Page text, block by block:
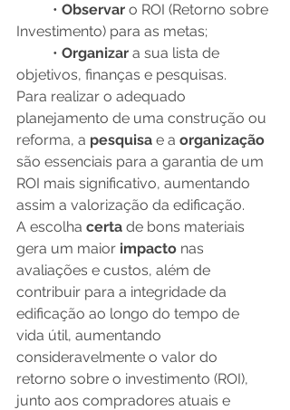
          •
Observar o ROI (Retorno sobre
Investimento) para as metas;
          •
Organizar a sua lista de
objetivos, finanças e pesquisas.
Para realizar o adequado
planejamento de uma construção ou
reforma, a pesquisa e a organização
são essenciais para a garantia de um
ROI mais significativo, aumentando
assim a valorização da edificação.
A escolha certa de bons materiais
gera um maior impacto nas
avaliações e custos, além de
contribuir para a integridade da
edificação ao longo do tempo de
vida útil, aumentando
consideravelmente o valor do
retorno sobre o investimento (ROI),
junto aos compradores atuais e